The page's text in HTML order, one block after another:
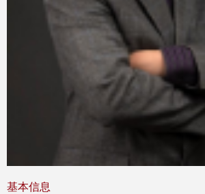
基本信息